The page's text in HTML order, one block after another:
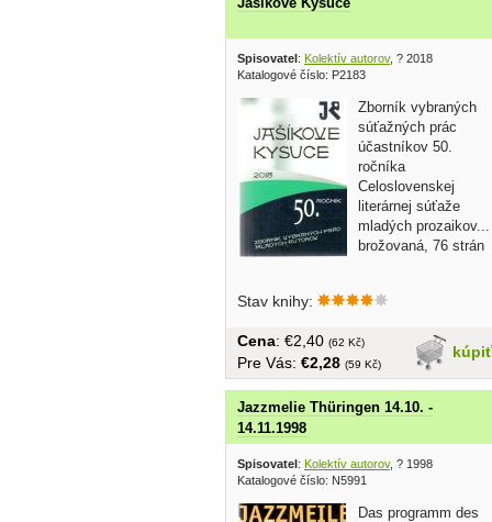
Spisovatel : Kolektív autorov, ? 2018
Katalogové číslo: P2183
Zborník vybraných
súťažných prác
účastníkov 50.
ročníka
Celoslovenskej
literárnej súťaže
mladých prozaikov...
brožovaná, 76 strán
Stav knihy:
kúpiť
Cena: €2,40 (62 Kč)
Pre Vás: €2,28 (59 Kč)
Jazzmelie Thüringen 14.10. -
14.11.1998
Spisovatel: Kolektív autorov, ? 1998
Katalogové číslo: N5991
Das programm des